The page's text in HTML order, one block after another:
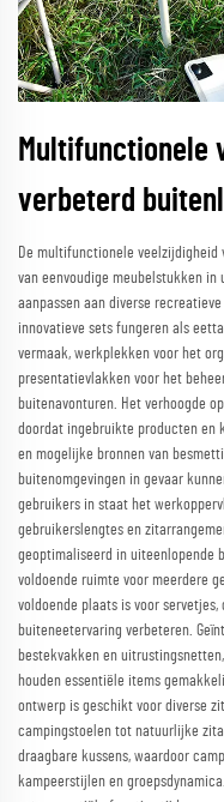
Multifunctionele
verbeterd
De multifunctionele
van eenvoudige meubelstukken
aanpassen aan diverse
innovatieve sets fungeren als
vermaak, werkplekken voor het
presentatievlakken voor het
buitenavonturen. Het verhoogde
doordat ingebruikte producten en
en mogelijke bronnen van
buitenomgevingen in gevaar
gebruikers in staat het
gebruikerslengtes en
geoptimaliseerd in uiteenlopende
voldoende ruimte voor meerdere
voldoende plaats is voor
buiteneetervaring verbeteren.
bestekvakken en
houden essentiële items
ontwerp is geschikt voor diverse
campingstoelen tot natuurlijke
draagbare kussens, waardoor
kampeerstijlen en